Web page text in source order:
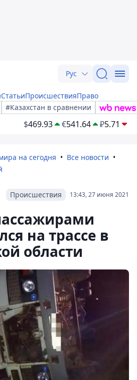
Рус
СтатьиПроисшествияПраво
#Казахстан в сравнении
$469.93 €541.64 ₽5.71
на сегодня
Все новости
13:43, 27 июня 2021
Происшествия
на трассе в
области